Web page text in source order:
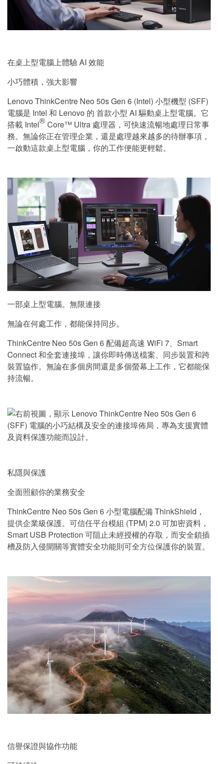
在桌上型電腦上體驗 AI 效能
小巧體積，強大影響
Lenovo ThinkCentre Neo 50s Gen 6 (Intel) 小型機型 (SFF)
電腦是 Intel 和 Lenovo 的 首款小型 AI 驅動桌上型電腦。它
搭載 Intel®Core™ Ultra 處理器，可快速流暢地處理日常事
務。無論你正在管理企業，還是處理越來越多的待辦事項，
一啟動這款桌上型電腦，你的工作便能更輕鬆。
一部桌上型電腦。無限連接
無論在何處工作，都能保持同步。
ThinkCentre Neo 50s Gen 6 配備超高速 WiFi 7、Smart
Connect 和全套連接埠，讓你即時傳送檔案、同步裝置和跨
裝置協作。無論在多個房間還是多個螢幕上工作，它都能保
持流暢。
私隱與保護
全面照顧你的業務安全
ThinkCentre Neo 50s Gen 6 小型電腦配備 ThinkShield，
提供企業級保護。可信任平台模組 (TPM) 2.0 可加密資料，
Smart USB Protection 可阻止未經授權的存取，而安全鎖插
槽及防入侵開關等實體安全功能則可全方位保護你的裝置。
信譽保證與協作功能